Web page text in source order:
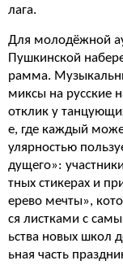
лага.
Для молодёжной
Пушкинской
рамма.
миксы на русские
отклик у
е, где каждый
улярностью
дущего»:
тных стикерах и
ерево мечты»,
ся листками с
ьства новых школ
ьная часть